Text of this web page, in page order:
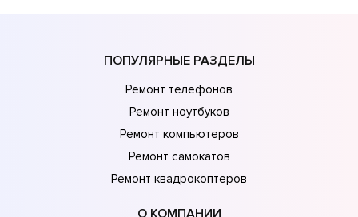
ПОПУЛЯРНЫЕ РАЗДЕЛЫ
Ремонт телефонов
Ремонт ноутбуков
Ремонт компьютеров
Ремонт самокатов
Ремонт квадрокоптеров
О КОМПАНИИ